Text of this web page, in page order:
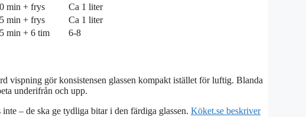
min + frys
Ca 1 liter
min + frys
Ca 1 liter
min + 6 tim 6-8
vispning gör konsistensen glassen kompakt istället för luftig. Blanda
underifrån och upp.
– de ska ge tydliga bitar i den färdiga glassen. Köket.se beskriver